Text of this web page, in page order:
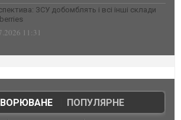
ЗСУ добомблять і всі інші склади
11:31
| ПОПУЛЯРНЕ